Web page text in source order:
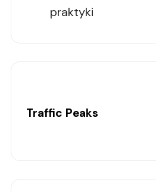
praktyki
Traffic Peaks